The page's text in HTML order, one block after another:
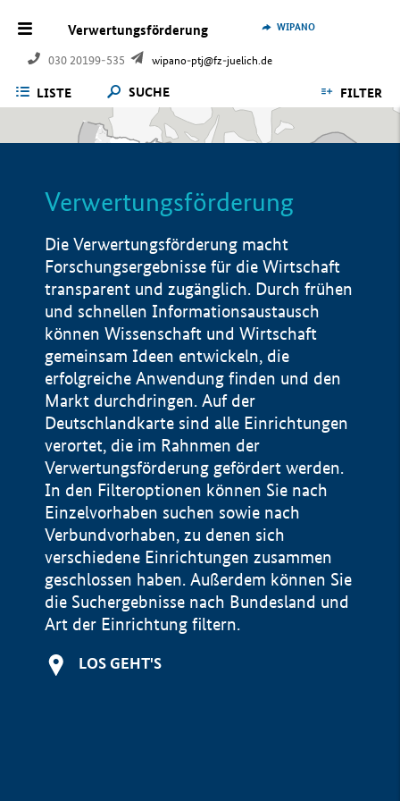
Verwertungsförderung
030 20199-535 wipano-ptj@fz-juelich.de
WIPANO
LISTE SUCHE FILTER
Verwertungsförderung
Die Verwertungsförderung macht
Forschungsergebnisse für die Wirtschaft
transparent und zugänglich. Durch frühen
und schnellen Informationsaustausch
können Wissenschaft und Wirtschaft
gemeinsam Ideen entwickeln, die
erfolgreiche Anwendung finden und den
Markt durchdringen. Auf der
Deutschlandkarte sind alle Einrichtungen
verortet, die im Rahnmen der
Verwertungsförderung gefördert werden.
In den Filteroptionen können Sie nach
Einzelvorhaben suchen sowie nach
Verbundvorhaben, zu denen sich
verschiedene Einrichtungen zusammen
geschlossen haben. Außerdem können Sie
die Suchergebnisse nach Bundesland und
Art der Einrichtung filtern.
LOS GEHT'S